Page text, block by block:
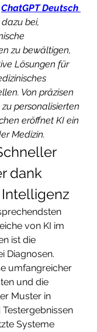
ChatGPT Deutsch
bei,
zu bewältigen,
Lösungen für
Von präzisen
personalisierten
eröffnet KI ein
Medizin.
dank
von KI im
ist die
Diagnosen.
umfangreicher
und die
Muster in
Systeme